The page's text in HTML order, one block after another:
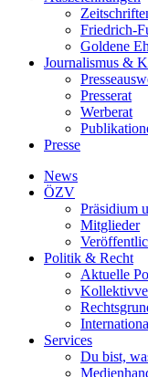
Friedrich-
Goldene
Journalismus &
Presserat
Werberat
Presse
News
ÖZV
Präsidium
Mitglieder
Politik & Recht
Aktuelle
Services
Du bist,